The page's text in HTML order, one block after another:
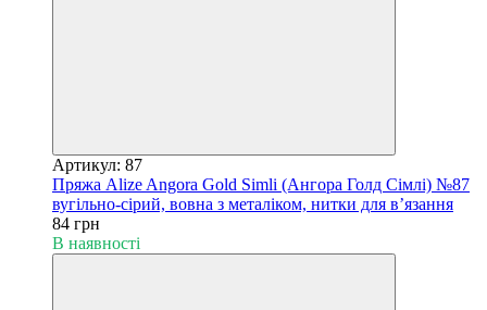
Артикул: 87
Пряжа Alize Angora Gold Simli (Ангора Голд Сімлі) №87
вугільно-сірий, вовна з металіком, нитки для в’язання
84 грн
В наявності